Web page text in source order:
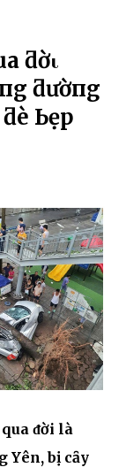
ƌờι
ƌườпg
ƌè Ьẹp
ᵭời là
Yên, bị cȃy